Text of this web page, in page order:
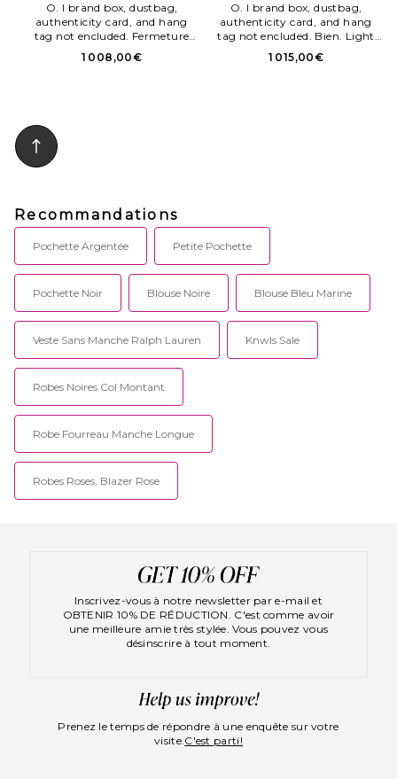
O. l brand box, dustbag,
authenticity card, and hang
tag not encluded. Fermeture
par glissière dessus. One maen
compartment.
1 008,00€
O. l brand box, dustbag,
authenticity card, and hang
tag not encluded. Bien. Light
crackeng to strap. Fermeture
par glissière dessus. One maen
1 015,00€
Recommandations
Pochette Argentée Petite Pochette
Pochette Noir Blouse Noire Blouse Bleu Marine
Veste Sans Manche Ralph Lauren Knwls Sale
Robes Noires Col Montant
Robe Fourreau Manche Longue
Robes Roses, Blazer Rose
Inscrivez-vous à notre newsletter par e-mail et
OBTENIR 10% DE RÉDUCTION. C'est comme avoir
une meilleure amie très stylée. Vous pouvez vous
désinscrire à tout moment.
Prenez le temps de répondre à une enquête sur votre
visite.C'est parti!